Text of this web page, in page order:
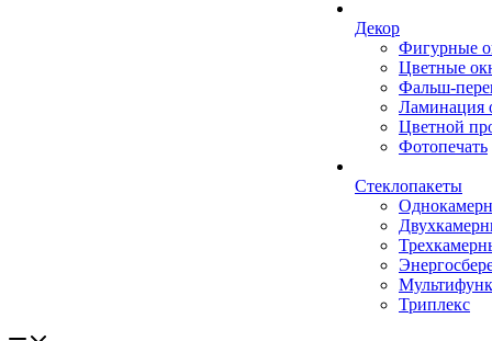
Декор
Фигурные
Цветные
Фальш-
Ламинация
Цветной
Фотопечать
Стеклопакеты
Триплекс